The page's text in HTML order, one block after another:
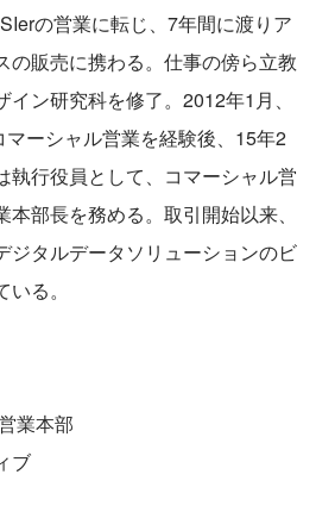
の営業に転じ、7年間に渡りア
の販売に携わる。仕事の傍ら立教
ン研究科を修了。2012年1月、
ーシャル営業を経験後、15年2
執行役員として、コマーシャル営
部長を務める。取引開始以来、
ジタルデータソリューションのビ
る。
業本部
ブ